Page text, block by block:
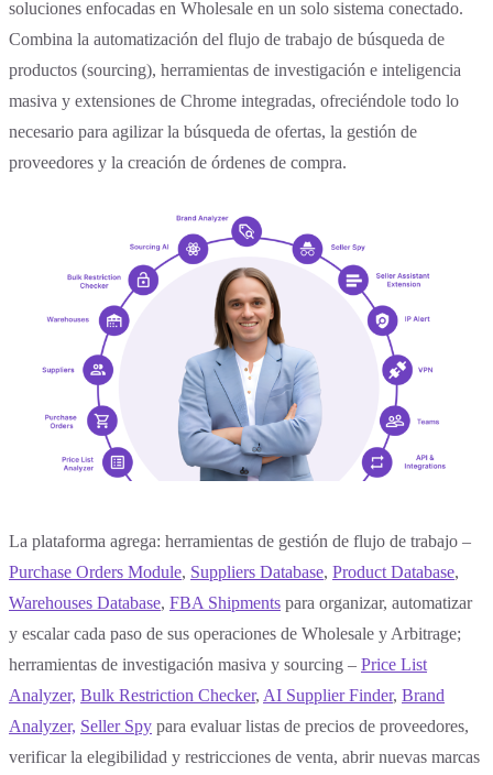
soluciones enfocadas en Wholesale en un solo sistema conectado.
Combina la automatización del flujo de trabajo de búsqueda de
productos (sourcing), herramientas de investigación e inteligencia
masiva y extensiones de Chrome integradas, ofreciéndole todo lo
necesario para agilizar la búsqueda de ofertas, la gestión de
proveedores y la creación de órdenes de compra.
La plataforma agrega: herramientas de gestión de flujo de trabajo –
Purchase Orders Module, Suppliers Database, Product Database,
Warehouses Database, FBA Shipments para organizar, automatizar
y escalar cada paso de sus operaciones de Wholesale y Arbitrage;
herramientas de investigación masiva y sourcing – Price List
Analyzer, Bulk Restriction Checker, AI Supplier Finder, Brand
Analyzer, Seller Spy para evaluar listas de precios de proveedores,
verificar la elegibilidad y restricciones de venta, abrir nuevas marcas